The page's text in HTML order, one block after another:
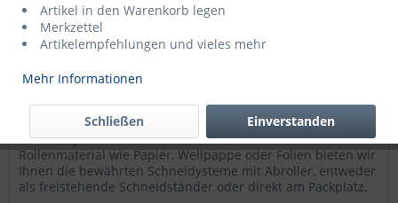
Schneidständer Mod. 259 | 75 cm
Wandgerät für Packpapier, Wellpappe, Folie etc.
Schneidsystem: Modul 2000 Für den Einsatz von
Rollenmaterial wie Papier, Wellpappe oder Folien bieten wir
Ihnen die bewährten Schneidysteme mit Abroller, entweder
als freistehende Schneidständer oder direkt am Packplatz.
Artikel in den Warenkorb legen
Merkzettel
Artikelempfehlungen und vieles mehr
Mehr Informationen
Einverstanden
Schließen